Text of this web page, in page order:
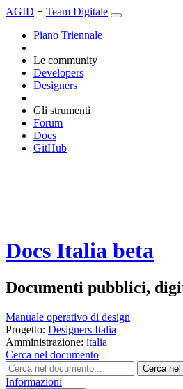
AGID + Team Digitale
Piano Triennale
Le community
Developers
Designers
Gli strumenti
Forum
Docs
GitHub
Docs Italia beta
Documenti pubblici,
Manuale operativo di design
Progetto: Designers Italia
Amministrazione: italia
Cerca nel documento
Cerca
Informazioni